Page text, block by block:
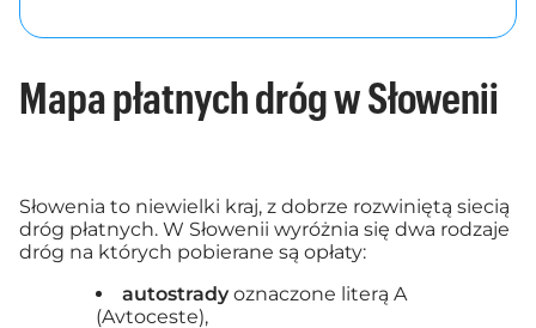
Mapa płatnych dróg w Słowenii
Słowenia to niewielki kraj, z dobrze rozwiniętą siecią
dróg płatnych. W Słowenii wyróżnia się dwa rodzaje
dróg na których pobierane są opłaty:
autostrady oznaczone literą A
(Avtoceste),